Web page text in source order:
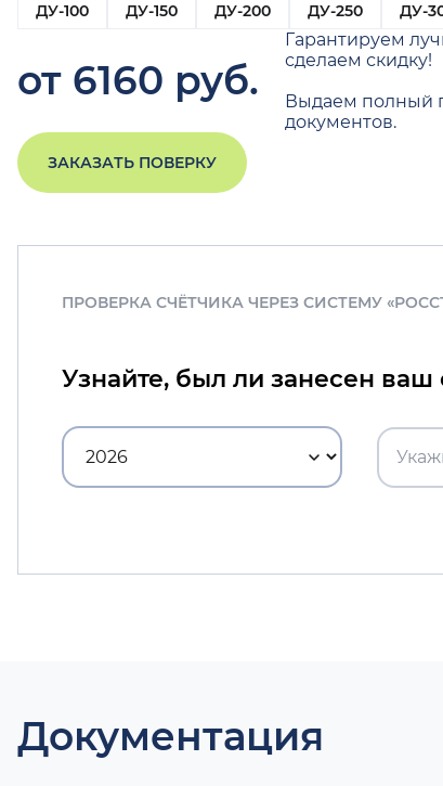
ДУ-100
ДУ-150 ДУ-200 ДУ-250 ДУ-
от 6160 руб.
Гарантируем
сделаем скидку!
Выдаем полный
документов.
ЗАКАЗАТЬ ПОВЕРКУ
ПРОВЕРКА СЧЁТЧИКА ЧЕРЕЗ СИСТЕМУ
Узнайте, был ли занесен
Документация